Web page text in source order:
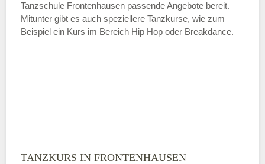
Tanzschule Frontenhausen passende Angebote bereit.
Mitunter gibt es auch speziellere Tanzkurse, wie zum
Beispiel ein Kurs im Bereich Hip Hop oder Breakdance.
TANZKURS IN FRONTENHAUSEN